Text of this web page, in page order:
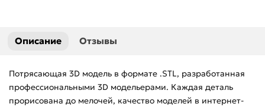
Фасады
Описание Отзывы
Потрясающая 3D модель в формате .STL, разработанная
профессиональными 3D модельерами. Каждая деталь
прорисована до мелочей, качество моделей в интернет-